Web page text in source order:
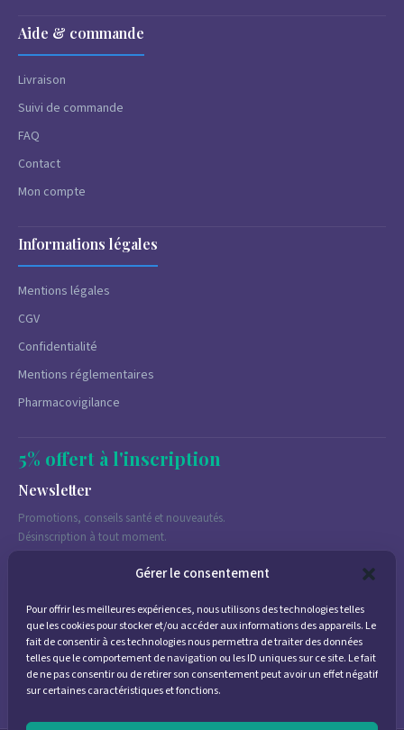
Gérer le consentement
Pour offrir les meilleures expériences, nous utilisons des technologies telles
que les cookies pour stocker et/ou accéder aux informations des appareils. Le
fait de consentir à ces technologies nous permettra de traiter des données
telles que le comportement de navigation ou les ID uniques sur ce site. Le fait
de ne pas consentir ou de retirer son consentement peut avoir un effet négatif
sur certaines caractéristiques et fonctions.
Aide & commande
Livraison
Suivi de commande
FAQ
Contact
Mon compte
Informations légales
Mentions légales
CGV
Confidentialité
Mentions réglementaires
Pharmacovigilance
5% offert à l'inscription
Newsletter
Promotions, conseils santé et nouveautés.
Désinscription à tout moment.
J'accepte de recevoir des emails marketing conformément à la
politique de confidentialité